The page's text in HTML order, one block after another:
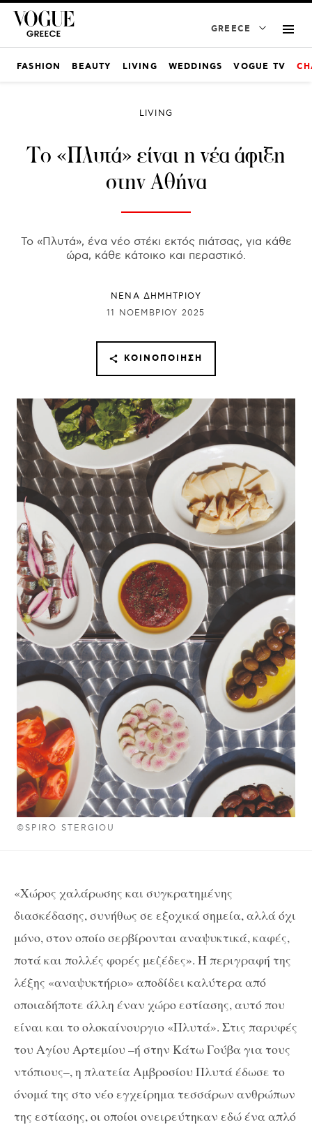
GREECE
FASHION BEAUTY LIVING WEDDINGS VOGUE TV
©SPIRO STERGIOU
LIVING
Το «Πλυτά» είναι η νέα άφιξη
στην Αθήνα
Το «Πλυτά», ένα νέο στέκι εκτός πιάτσας, για κάθε
ώρα, κάθε κάτοικο και περαστικό.
ΝΕΝΑ ΔΗΜΗΤΡΙΟΥ
11 ΝΟΕΜΒΡΊΟΥ 2025
ΚΟΙΝΟΠΟΊΗΣΗ
«Χώρος χαλάρωσης και συγκρατημένης
διασκέδασης, συνήθως σε εξοχικά σημεία, αλλά όχι
μόνο, στον οποίο σερβίρονται αναψυκτικά, καφές,
ποτά και πολλές φορές μεζέδες». Η περιγραφή της
λέξης «αναψυκτήριο» αποδίδει καλύτερα από
οποιαδήποτε άλλη έναν χώρο εστίασης, αυτό που
είναι και το ολοκαίνουργιο «Πλυτά». Στις παρυφές
του Αγίου Αρτεμίου –ή στην Κάτω Γούβα για τους
ντόπιους–, η πλατεία Αμβροσίου Πλυτά έδωσε το
όνομά της στο νέο εγχείρημα τεσσάρων ανθρώπων
της εστίασης, οι οποίοι ονειρεύτηκαν εδώ ένα απλό